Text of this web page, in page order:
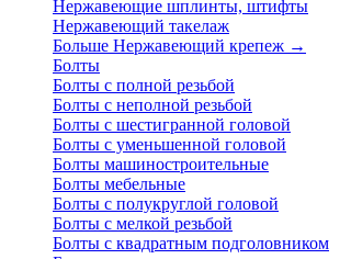
Нержавеющие шплинты, штифты
Нержавеющий такелаж
Больше Нержавеющий крепеж →
Болты
Болты с полной резьбой
Болты с неполной резьбой
Болты с шестигранной головой
Болты с уменьшенной головой
Болты машиностроительные
Болты мебельные
Болты с полукруглой головой
Болты с мелкой резьбой
Болты с квадратным подголовником